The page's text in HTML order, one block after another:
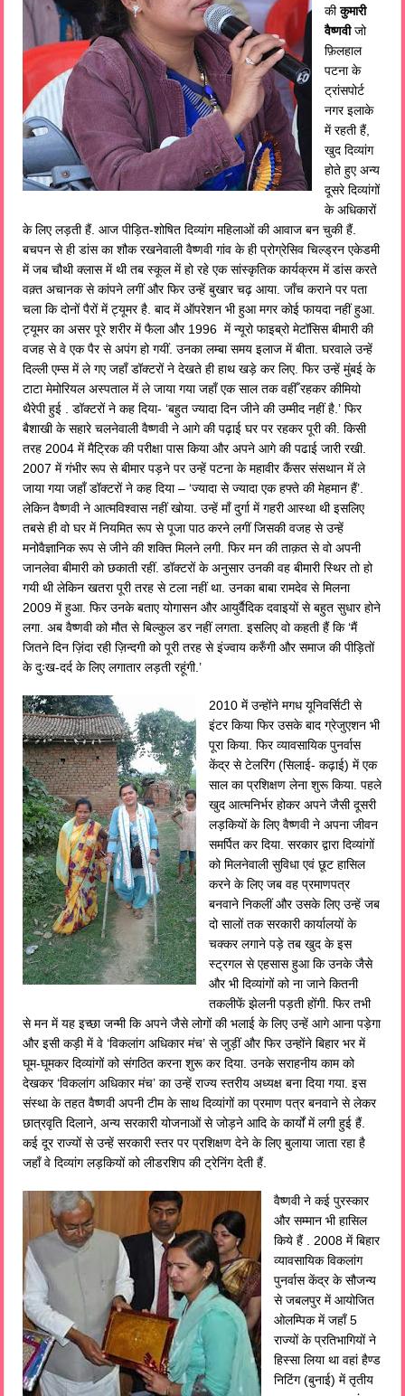
कीकुमारी
वैष्णवीजो
फ़िलहाल
पटना के
ट्रांसपोर्ट
नगर इलाके
में रहती हैं,
खुद दिव्यांग
होते हुए अन्य
दूसरे दिव्यांगों
के अधिकारों
के लिए लड़ती हैं. आज पीड़ित-शोषित दिव्यांग महिलाओं की आवाज बन चुकी हैं.
बचपन से ही डांस का शौक रखनेवाली वैष्णवी गांव के ही प्रोग्रेसिव चिल्ड्रन एकेडमी
में जब चौथी क्लास में थी तब स्कूल में हो रहे एक सांस्कृतिक कार्यक्रम में डांस करते
वक़्त अचानक से कांपने लगीं और फिर उन्हें बुखार चढ़ आया. जाँच कराने पर पता
चला कि दोनों पैरों में ट्यूमर है. बाद में ऑपरेशन भी हुआ मगर कोई फायदा नहीं हुआ.
ट्यूमर का असर पूरे शरीर में फैला और 1996 में न्यूरो फाइब्रो मेटॉसिस बीमारी की
वजह से वे एक पैर से अपंग हो गयीं. उनका लम्बा समय इलाज में बीता. घरवाले उन्हें
दिल्ली एम्स में ले गए जहाँ डॉक्टरों ने देखते ही हाथ खड़े कर लिए. फिर उन्हें मुंबई के
टाटा मेमोरियल अस्पताल में ले जाया गया जहाँ एक साल तक वहीँ रहकर कीमियो
थैरेपी हुई . डॉक्टरों ने कह दिया- ‘बहुत ज्यादा दिन जीने की उम्मीद नहीं है.’ फिर
बैशाखी के सहारे चलनेवाली वैष्णवी ने आगे की पढ़ाई घर पर रहकर पूरी की. किसी
तरह 2004 में मैट्रिक की परीक्षा पास किया और अपने आगे की पढाई जारी रखी.
2007 में गंभीर रूप से बीमार पड़ने पर उन्हें पटना के महावीर कैंसर संसथान में ले
जाया गया जहाँ डॉक्टरों ने कह दिया – ‘ज्यादा से ज्यादा एक हफ्ते की मेहमान हैं’.
लेकिन वैष्णवी ने आत्मविश्वास नहीं खोया. उन्हें माँ दुर्गा में गहरी आस्था थी इसलिए
तबसे ही वो घर में नियमित रूप से पूजा पाठ करने लगीं जिसकी वजह से उन्हें
मनोवैज्ञानिक रूप से जीने की शक्ति मिलने लगी. फिर मन की ताक़त से वो अपनी
जानलेवा बीमारी को छकाती रहीं. डॉक्टरों के अनुसार उनकी वह बीमारी स्थिर तो हो
गयी थी लेकिन खतरा पूरी तरह से टला नहीं था. उनका बाबा रामदेव से मिलना
2009 में हुआ. फिर उनके बताए योगासन और आयुर्वैदिक दवाइयों से बहुत सुधार होने
लगा. अब वैष्णवी को मौत से बिल्कुल डर नहीं लगता. इसलिए वो कहती हैं कि ‘मैं
जितने दिन ज़िंदा रही ज़िन्दगी को पूरी तरह से इंज्वाय करुँगी और समाज की पीड़ितों
के दुःख-दर्द के लिए लगातार लड़ती रहूंगी.’
2010 में उन्होंने मगध यूनिवर्सिटी से
इंटर किया फिर उसके बाद ग्रेजुएशन भी
पूरा किया. फिर व्यावसायिक पुनर्वास
केंद्र से टेलरिंग (सिलाई- कढ़ाई) में एक
साल का प्रशिक्षण लेना शुरू किया. पहले
खुद आत्मनिर्भर होकर अपने जैसी दूसरी
लड़कियों के लिए वैष्णवी ने अपना जीवन
समर्पित कर दिया. सरकार द्वारा दिव्यांगों
को मिलनेवाली सुविधा एवं छूट हासिल
करने के लिए जब वह प्रमाणपत्र
बनवाने निकलीं और उसके लिए उन्हें जब
दो सालों तक सरकारी कार्यालयों के
चक्कर लगाने पड़े तब खुद के इस
स्ट्रगल से एहसास हुआ कि उनके जैसे
और भी दिव्यांगों को ना जाने कितनी
तकलीफें झेलनी पड़ती होंगी. फिर तभी
से मन में यह इच्छा जन्मी कि अपने जैसे लोगों की भलाई के लिए उन्हें आगे आना पड़ेगा
और इसी कड़ी में वे ‘विकलांग अधिकार मंच’ से जुड़ीं और फिर उन्होंने बिहार भर में
घूम-घूमकर दिव्यांगों को संगठित करना शुरू कर दिया. उनके सराहनीय काम को
देखकर ‘विकलांग अधिकार मंच’ का उन्हें राज्य स्तरीय अध्यक्ष बना दिया गया. इस
संस्था के तहत वैष्णवी अपनी टीम के साथ दिव्यांगों का प्रमाण पत्र बनवाने से लेकर
छात्रवृति दिलाने, अन्य सरकारी योजनाओं से जोड़ने आदि के कार्यों में लगी हुई हैं.
कई दूर राज्यों से उन्हें सरकारी स्तर पर प्रशिक्षण देने के लिए बुलाया जाता रहा है
जहाँ वे दिव्यांग लड़कियों को लीडरशिप की ट्रेनिंग देती हैं.
वैष्णवी ने कई पुरस्कार
और सम्मान भी हासिल
किये हैं . 2008 में बिहार
व्यावसायिक विकलांग
पुनर्वास केंद्र के सौजन्य
से जबलपुर में आयोजित
ओलम्पिक में जहाँ 5
राज्यों के प्रतिभागियों ने
हिस्सा लिया था वहां हैण्ड
निटिंग (बुनाई) में तृतीय